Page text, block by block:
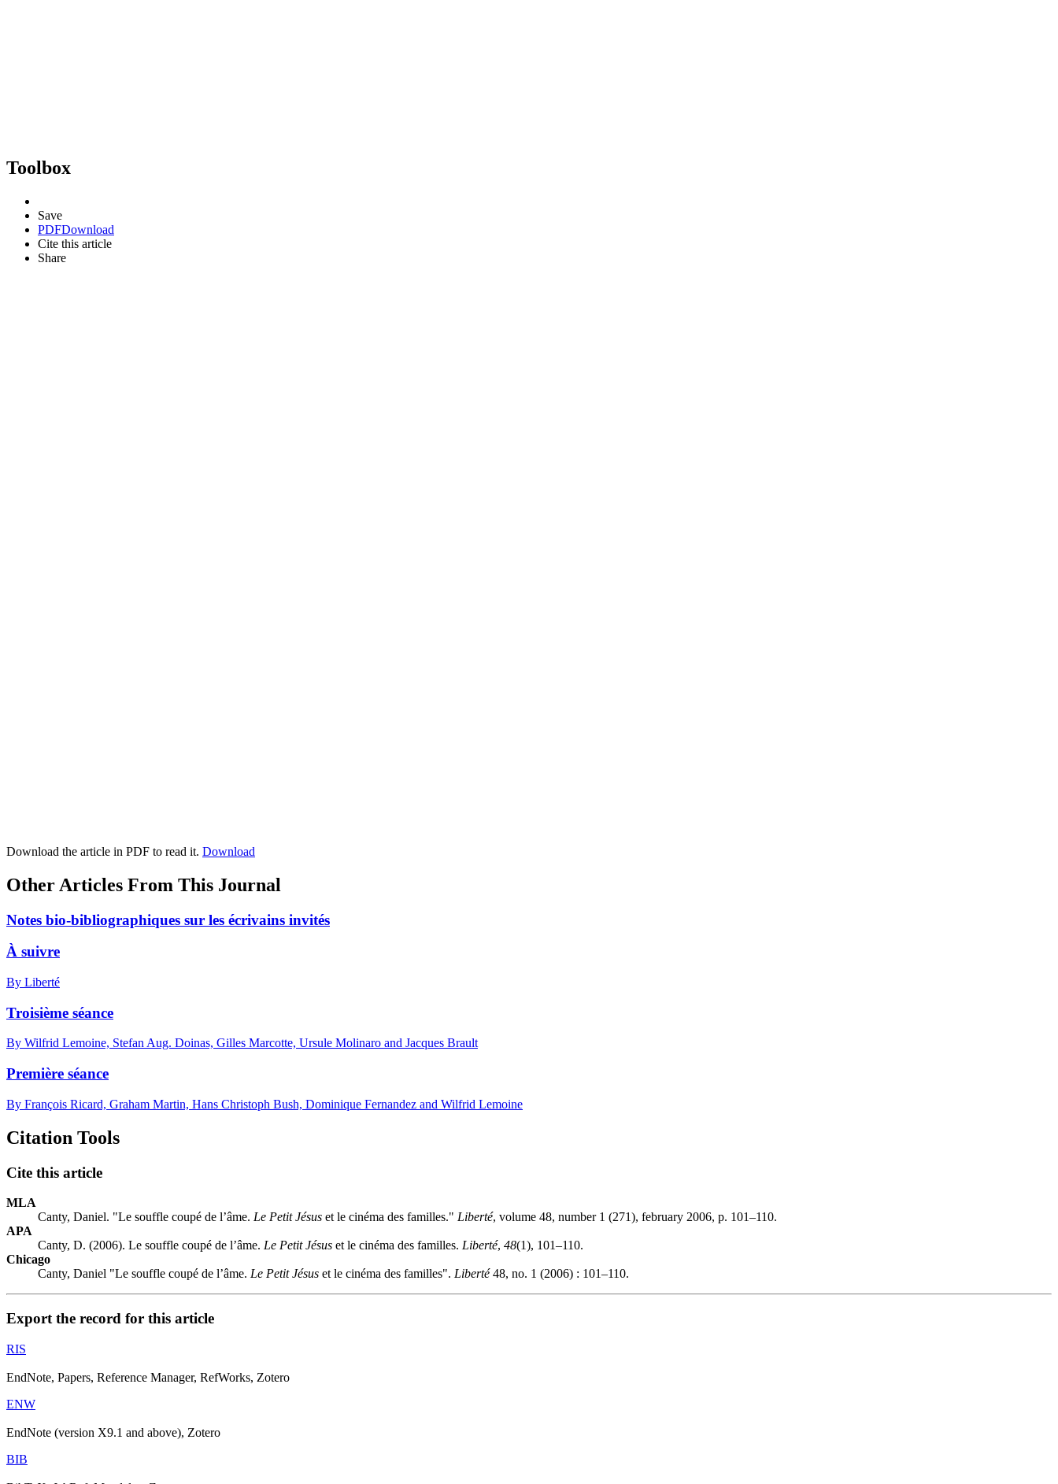
Toolbox
Save
PDFDownload
Cite this article
Share
Download the article in PDF to read it. Download
Other Articles From This Journal
Notes bio-bibliographiques sur les écrivains invités
À suivre
By Liberté
Troisième séance
By Wilfrid Lemoine, Stefan Aug. Doinas, Gilles Marcotte, Ursule Molinaro and Jacques Brault
Première séance
By François Ricard, Graham Martin, Hans Christoph Bush, Dominique Fernandez and Wilfrid Lemoine
Citation Tools
Cite this article
MLA
Canty, Daniel. "Le souffle coupé de l’âme. Le Petit Jésus et le cinéma des familles." Liberté, volume 48, number 1 (271), february 2006, p. 101–110.
APA
Canty, D. (2006). Le souffle coupé de l’âme. Le Petit Jésus et le cinéma des familles. Liberté, 48(1), 101–110.
Chicago
Canty, Daniel "Le souffle coupé de l’âme. Le Petit Jésus et le cinéma des familles". Liberté48, no. 1 (2006) : 101–110.
Export the record for this article
RIS
EndNote, Papers, Reference Manager, RefWorks, Zotero
ENW
EndNote (version X9.1 and above), Zotero
BIB